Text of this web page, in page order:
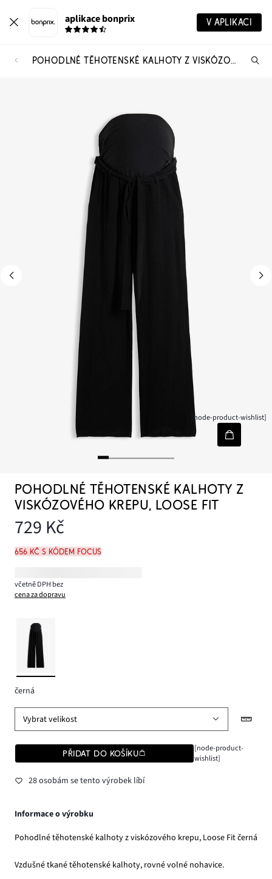
aplikace bonprix V APLIKACI
POHODLNÉ TĚHOTENSKÉ KALHOTY Z VISKÓZOVÉHO KREPU, LOOSE FIT
[node-product-wishlist]
POHODLNÉ TĚHOTENSKÉ KALHOTY Z
VISKÓZOVÉHO KREPU, LOOSE FIT
729 Kč
656 Kč s kódem FOCUS
včetně DPH bez
cena za dopravu
černá
Vybrat velikost
PŘIDAT DO KOŠÍKU
[node-product-
wishlist]
28 osobám se tento výrobek líbí
Informace o výrobku
Pohodlné těhotenské kalhoty z viskózového krepu, Loose Fit černá
Vzdušné tkané těhotenské kalhoty, rovné volné nohavice.